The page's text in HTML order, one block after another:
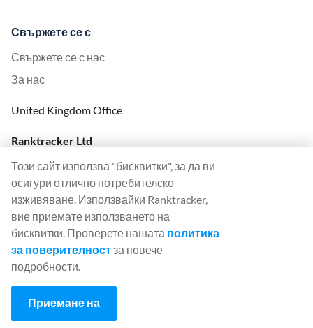
Свържете се с
Свържете се с нас
За нас
United Kingdom Office
Ranktracker Ltd
London, EC1R 5DF
Company No: 08820809
felix@ranktracker.com
2015 -
Този сайт използва "бисквитки", за да ви
осигури отлично потребителско
изживяване. Използвайки Ranktracker,
вие приемате използването на
бисквитки. Проверете нашата политика
за поверителностза повече
подробности.
Приемане на